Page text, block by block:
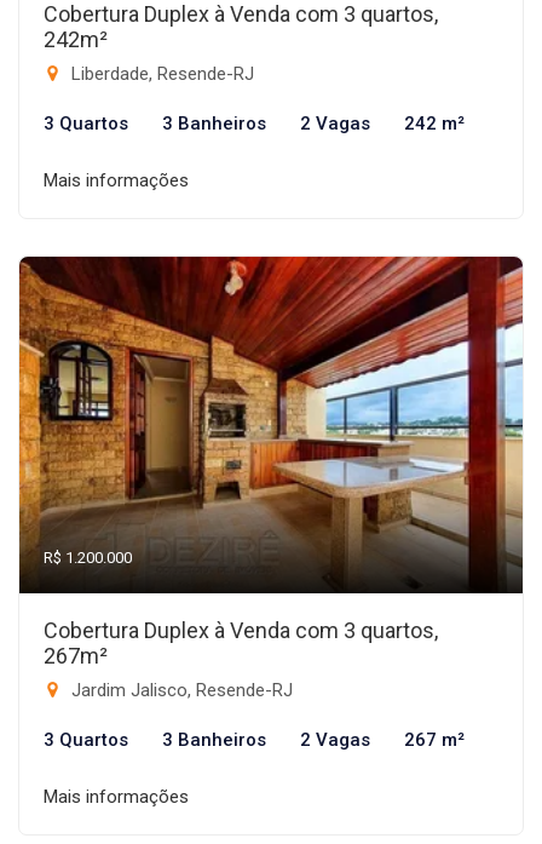
Cobertura Duplex à Venda com 3 quartos,
242m²
Liberdade, Resende-RJ
3 Quartos 3 Banheiros 2 Vagas 242 m²
Mais informações
R$ 1.200.000
Cobertura Duplex à Venda com 3 quartos,
267m²
Jardim Jalisco, Resende-RJ
3 Quartos 3 Banheiros 2 Vagas 267 m²
Mais informações